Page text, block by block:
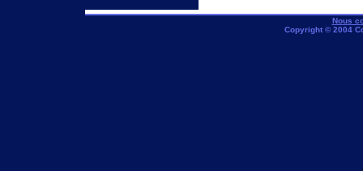
Nous
Copyright © 2004